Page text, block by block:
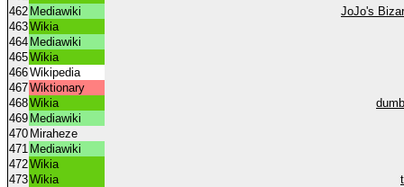
462 Mediawiki
JoJo's
463Wikia
464 Mediawiki
465Wikia
466Wikipedia
467Wiktionary
468Wikia
469 Mediawiki
470 Miraheze
471 Mediawiki
472Wikia
473Wikia